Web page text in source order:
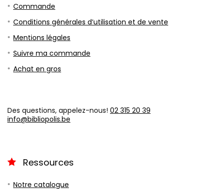
Commande
Conditions générales d’utilisation et de vente
Mentions légales
Suivre ma commande
Achat en gros
Des questions, appelez-nous! 02 315 20 39
info@bibliopolis.be
Ressources
Notre catalogue